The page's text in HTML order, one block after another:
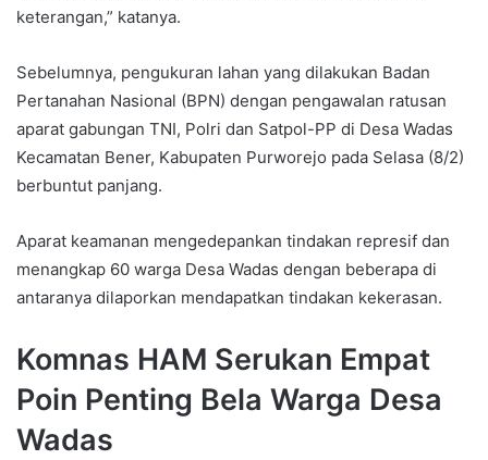
keterangan,” katanya.
Sebelumnya, pengukuran lahan yang dilakukan Badan
Pertanahan Nasional (BPN) dengan pengawalan ratusan
aparat gabungan TNI, Polri dan Satpol-PP di Desa Wadas
Kecamatan Bener, Kabupaten Purworejo pada Selasa (8/2)
berbuntut panjang.
Aparat keamanan mengedepankan tindakan represif dan
menangkap 60 warga Desa Wadas dengan beberapa di
antaranya dilaporkan mendapatkan tindakan kekerasan.
Komnas HAM Serukan Empat
Poin Penting Bela Warga Desa
Wadas